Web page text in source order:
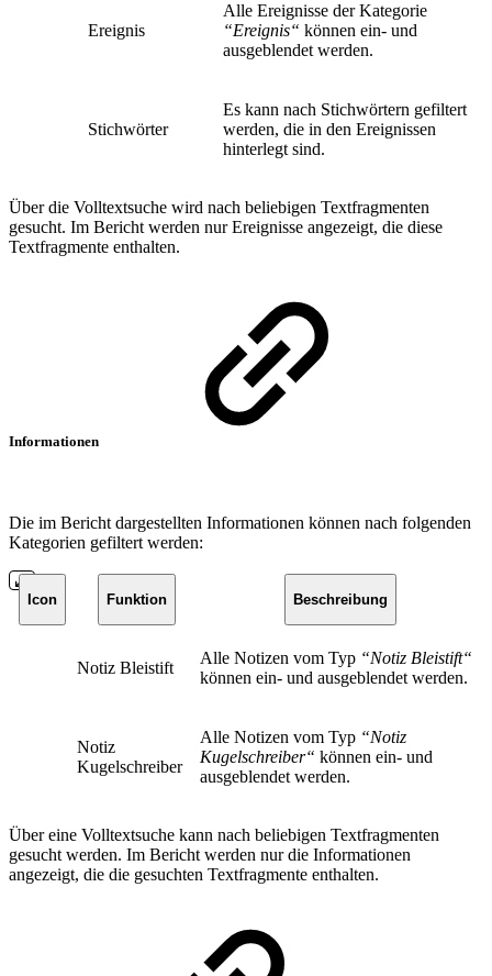
Ereignis
Alle Ereignisse der Kategorie
“Ereignis“ können ein- und
ausgeblendet werden.
Stichwörter
Es kann nach Stichwörtern gefiltert
werden, die in den Ereignissen
hinterlegt sind.
Über die Volltextsuche wird nach beliebigen Textfragmenten
gesucht. Im Bericht werden nur Ereignisse angezeigt, die diese
Textfragmente enthalten.
Informationen
Die im Bericht dargestellten Informationen können nach folgenden
Kategorien gefiltert werden:
Icon Funktion Beschreibung
Notiz Bleistift
Alle Notizen vom Typ “Notiz Bleistift“
können ein- und ausgeblendet werden.
Notiz
Kugelschreiber
Alle Notizen vom Typ “Notiz
Kugelschreiber“ können ein- und
ausgeblendet werden.
Über eine Volltextsuche kann nach beliebigen Textfragmenten
gesucht werden. Im Bericht werden nur die Informationen
angezeigt, die die gesuchten Textfragmente enthalten.